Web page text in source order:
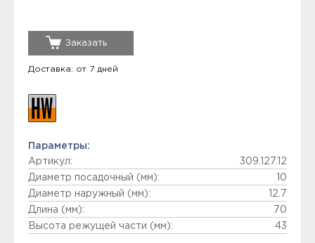
Заказать
Доставка: от 7 дней
Параметры:
Артикул:
309.127.12
Диаметр посадочный (мм):
10
Диаметр наружный (мм):
12.7
Длина (мм):
70
Высота режущей части (мм):
43